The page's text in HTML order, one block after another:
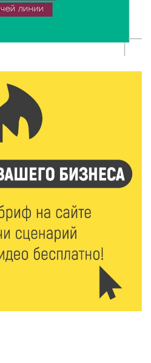
представят Тверскую
марафоне «Земля
и детсады Зубцова к 1
художника
героях СВО проходит в РГБ